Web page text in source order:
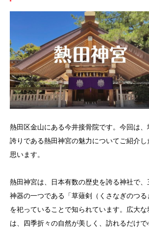
熱田区金山にある今井接骨院です。今回は、
誇りである熱田神宮の魅力についてご紹介し
思います。
熱田神宮は、日本有数の歴史を誇る神社で、
神器の一つである「草薙剣（くさなぎのつる
を祀っていることで知られています。広大な
は、四季折々の自然が美しく、訪れるだけで